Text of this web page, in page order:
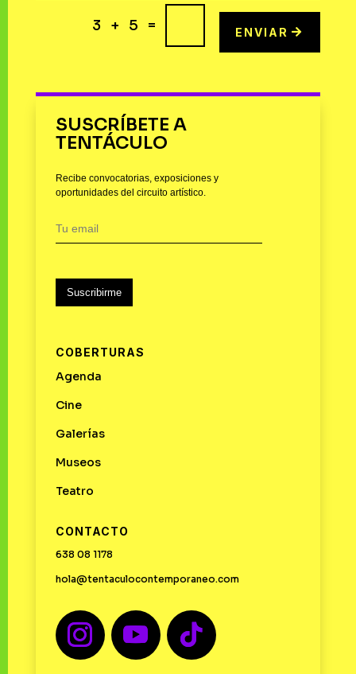
3 + 5 = ENVIAR
SUSCRÍBETE A
TENTÁCULO
Recibe convocatorias, exposiciones y
oportunidades del circuito artístico.
Suscribirme
COBERTURAS
Agenda
Cine
Galerías
Museos
Teatro
CONTACTO
638 08 1178
hola@tentaculocontemporaneo.com